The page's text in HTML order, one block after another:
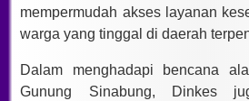
mempermudah akses layanan
warga yang tinggal di daerah
Dalam menghadapi bencana
Gunung Sinabung, Dinkes